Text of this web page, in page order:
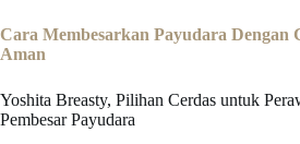
Cara Membesarkan Payudara Dengan
Aman
Yoshita Breasty, Pilihan Cerdas untuk
Pembesar Payudara